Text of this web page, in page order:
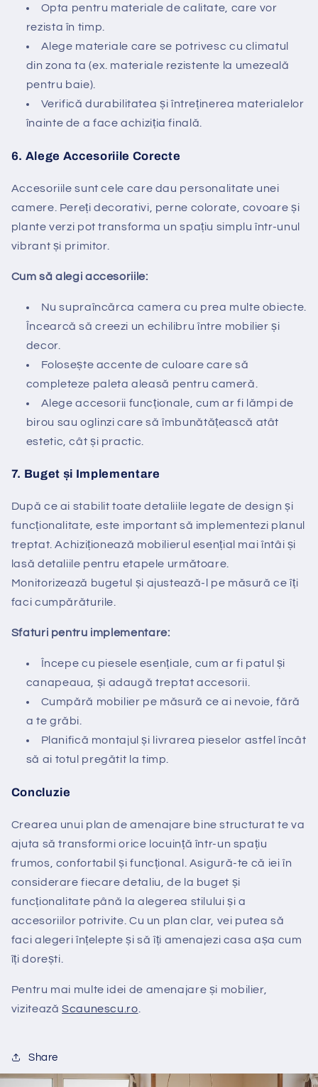
Opta pentru materiale de calitate, care vor
rezista în timp.
Alege materiale care se potrivesc cu climatul
din zona ta (ex. materiale rezistente la umezeală
pentru baie).
Verifică durabilitatea și întreținerea materialelor
înainte de a face achiziția finală.
6. Alege Accesoriile Corecte
Accesoriile sunt cele care dau personalitate unei
camere. Pereți decorativi, perne colorate, covoare și
plante verzi pot transforma un spațiu simplu într-unul
vibrant și primitor.
Cum să alegi accesoriile:
Nu supraîncărca camera cu prea multe obiecte.
Încearcă să creezi un echilibru între mobilier și
decor.
Folosește accente de culoare care să
completeze paleta aleasă pentru cameră.
Alege accesorii funcționale, cum ar fi lămpi de
birou sau oglinzi care să îmbunătățească atât
estetic, cât și practic.
7. Buget și Implementare
După ce ai stabilit toate detaliile legate de design și
funcționalitate, este important să implementezi planul
treptat. Achiziționează mobilierul esențial mai întâi și
lasă detaliile pentru etapele următoare.
Monitorizează bugetul și ajustează-l pe măsură ce îți
faci cumpărăturile.
Sfaturi pentru implementare:
Începe cu piesele esențiale, cum ar fi patul și
canapeaua, și adaugă treptat accesorii.
Cumpără mobilier pe măsură ce ai nevoie, fără
a te grăbi.
Planifică montajul și livrarea pieselor astfel încât
să ai totul pregătit la timp.
Concluzie
Crearea unui plan de amenajare bine structurat te va
ajuta să transformi orice locuință într-un spațiu
frumos, confortabil și funcțional. Asigură-te că iei în
considerare fiecare detaliu, de la buget și
funcționalitate până la alegerea stilului și a
accesoriilor potrivite. Cu un plan clar, vei putea să
faci alegeri înțelepte și să îți amenajezi casa așa cum
îți dorești.
Pentru mai multe idei de amenajare și mobilier,
viziteazăScaunescu .ro
Share